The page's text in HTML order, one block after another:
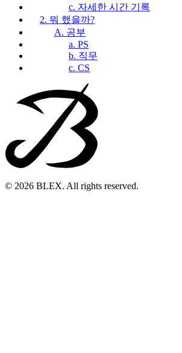
c. 자세한 시간 기록
2. 뭐 했을까?
A. 공부
a. PS
b. 직무
c. CS
© 2026 BLEX. All rights reserved.